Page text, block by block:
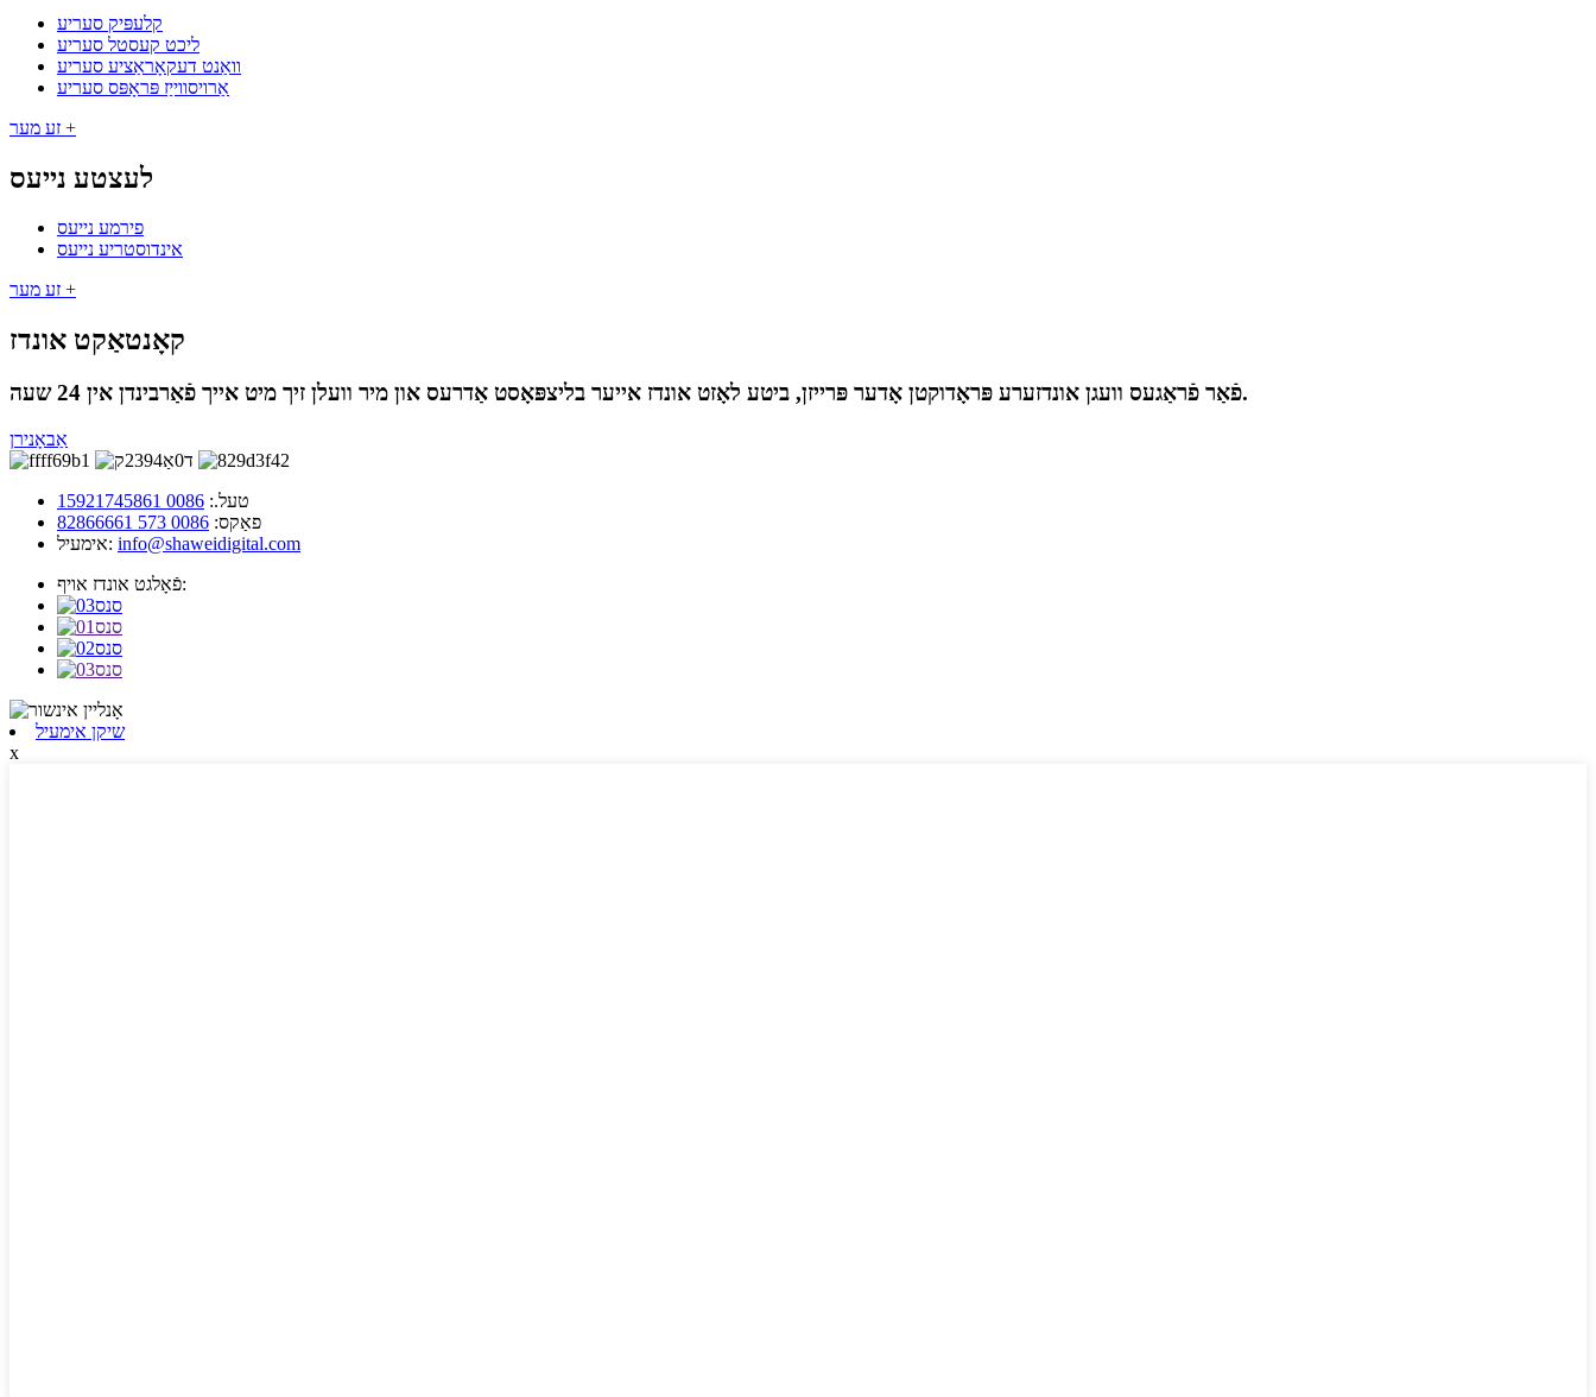
קלעפּיק סעריע
ליכט קעסטל סעריע
וואַנט דעקאָראַציע סעריע
אַרויסווייַז פּראָפּס סעריע
זע מער +
לעצטע נייעס
פירמע נייעס
אינדוסטריע נייעס
זע מער +
קאָנטאַקט אונדז
פֿאַר פֿראַגעס וועגן אונדזערע פּראָדוקטן אָדער פּרייזן, ביטע לאָזט אונדז אייער בליצפּאָסט אַדרעס און מיר וועלן זיך מיט אייך פֿאַרבינדן אין 24 שעה.
אַבאָנירן
טעל.: 0086 15921745861
פאַקס: 0086 573 82866661
אימעיל: info@shaweidigital.com
פֿאָלגט אונדז אויף:
שיקן אימעיל
x